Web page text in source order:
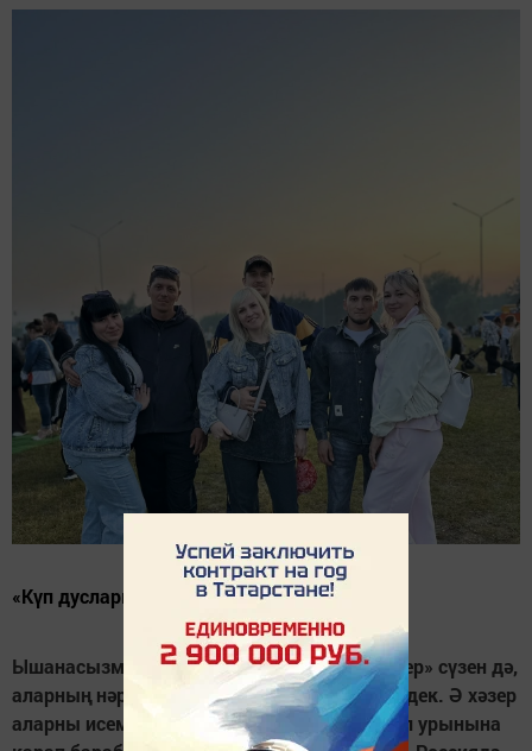
«Күп дусларым ерагайды», - ди ул.
Ышанасызмы, нибары 20 ел элек без «блогер» сүзен дә,
аларның нәрсә нәрсә эшләгәнен дә белми идек. Ә хәзер
аларны исемләп беләбез, тормышын сериал урынына